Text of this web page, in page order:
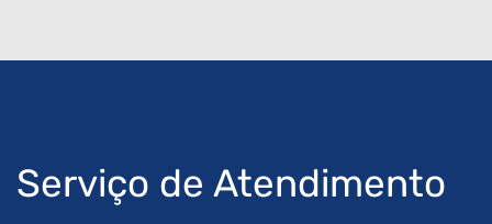
Serviço de Atendimento